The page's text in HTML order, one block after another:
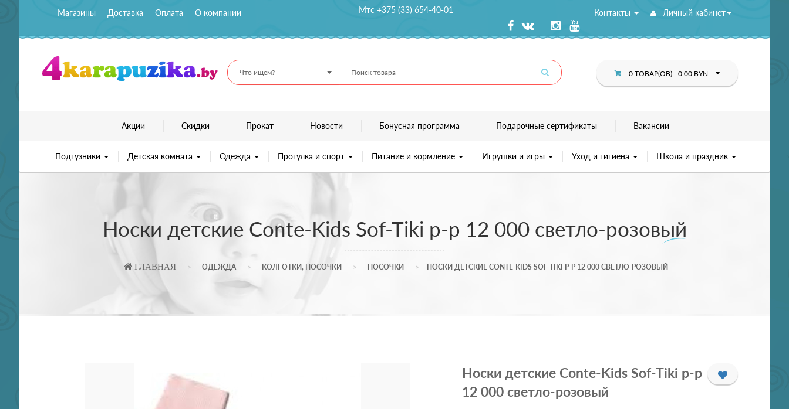
Магазины Доставка Оплата О компании Мтс +375 (33) 654-40-01 Контакты Личный кабинет
Что ищем? 0 ТОВАР(ОВ) - 0.00 BYN
Акции Скидки Прокат Новости Бонусная программа Подарочные сертификаты Вакансии
Подгузники Детская комната Одежда Прогулка и спорт Питание и кормление Игрушки и игры Уход и гигиена Школа и праздник
Носки детские Conte-Kids Sof-Tiki р-р 12 000 светло-розовый
ГЛАВНАЯ ОДЕЖДА КОЛГОТКИ, НОСОЧКИ НОСОЧКИ НОСКИ ДЕТСКИЕ CONTE-KIDS SOF-TIKI Р-Р 12 000 СВЕТЛО-РОЗОВЫЙ
Носки детские Conte-Kids Sof-Tiki р-р
12 000 светло-розовый